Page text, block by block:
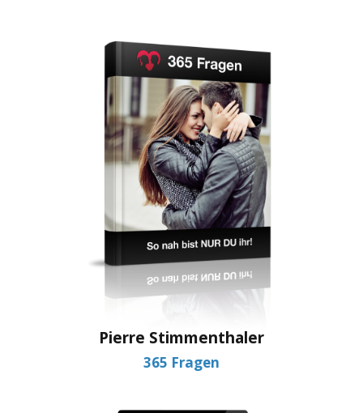
Pierre Stimmenthaler
365 Fragen